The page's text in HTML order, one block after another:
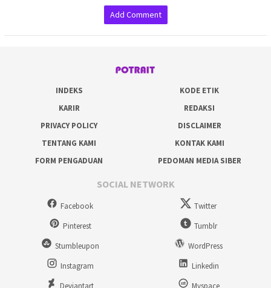
Add Comment
INDEKS
KODE ETIK
KARIR
REDAKSI
PRIVACY POLICY
DISCLAIMER
TENTANG KAMI
KONTAK KAMI
FORM PENGADUAN
PEDOMAN MEDIA SIBER
SOCIAL NETWORK
Facebook
Twitter
Pinterest
Tumblr
Stumbleupon
WordPress
Instagram
Linkedin